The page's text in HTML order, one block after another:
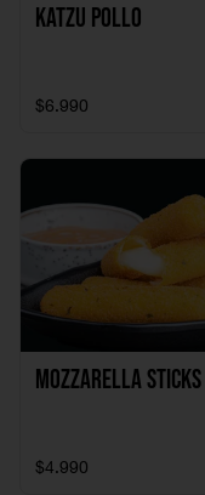
Katzu Pollo
$6.990
Mozzarella Sticks
$4.990